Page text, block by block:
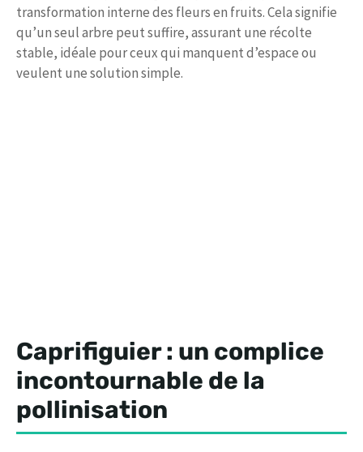
transformation interne des fleurs en fruits. Cela signifie
qu’un seul arbre peut suffire, assurant une récolte
stable, idéale pour ceux qui manquent d’espace ou
veulent une solution simple.
Caprifiguier : un complice
incontournable de la
pollinisation